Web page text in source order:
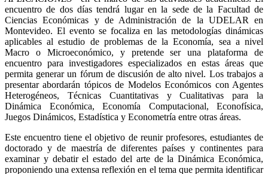
encuentro de dos días tendrá lugar en la sede de la Facultad de
Ciencias Económicas y de Administración de la UDELAR en
Montevideo. El evento se focaliza en las metodologías dinámicas
aplicables al estudio de problemas de la Economía, sea a nivel
Macro o Microeconómico, y pretende ser una plataforma de
encuentro para investigadores especializados en estas áreas que
permita generar un fórum de discusión de alto nivel. Los trabajos a
presentar abordarán tópicos de Modelos Económicos con Agentes
Heterogéneos, Técnicas Cuantitativas y Cualitativas para la
Dinámica Económica, Economía Computacional, Econofísica,
Juegos Dinámicos, Estadística y Econometría entre otras áreas.
Este encuentro tiene el objetivo de reunir profesores, estudiantes de
doctorado y de maestría de diferentes países y continentes para
examinar y debatir el estado del arte de la Dinámica Económica,
proponiendo una extensa reflexión en el tema que permita identificar